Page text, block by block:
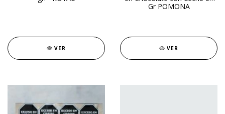
VER
Gr POMONA
VER